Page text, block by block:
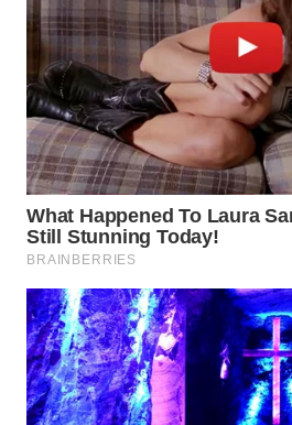
TANJUNG
LESUNG
WN
KARO
WN
SIMALUNGUN
WN
WN
TAPANULI
TENGAH